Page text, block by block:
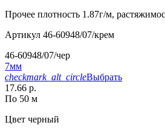
Прочее плотность 1.87г/м,
Артикул 46-60948/07/крем
46-60948/07/чер
7мм
checkmark_alt_circleВыбрать
17.66 р.
По 50 м
Цвет черный